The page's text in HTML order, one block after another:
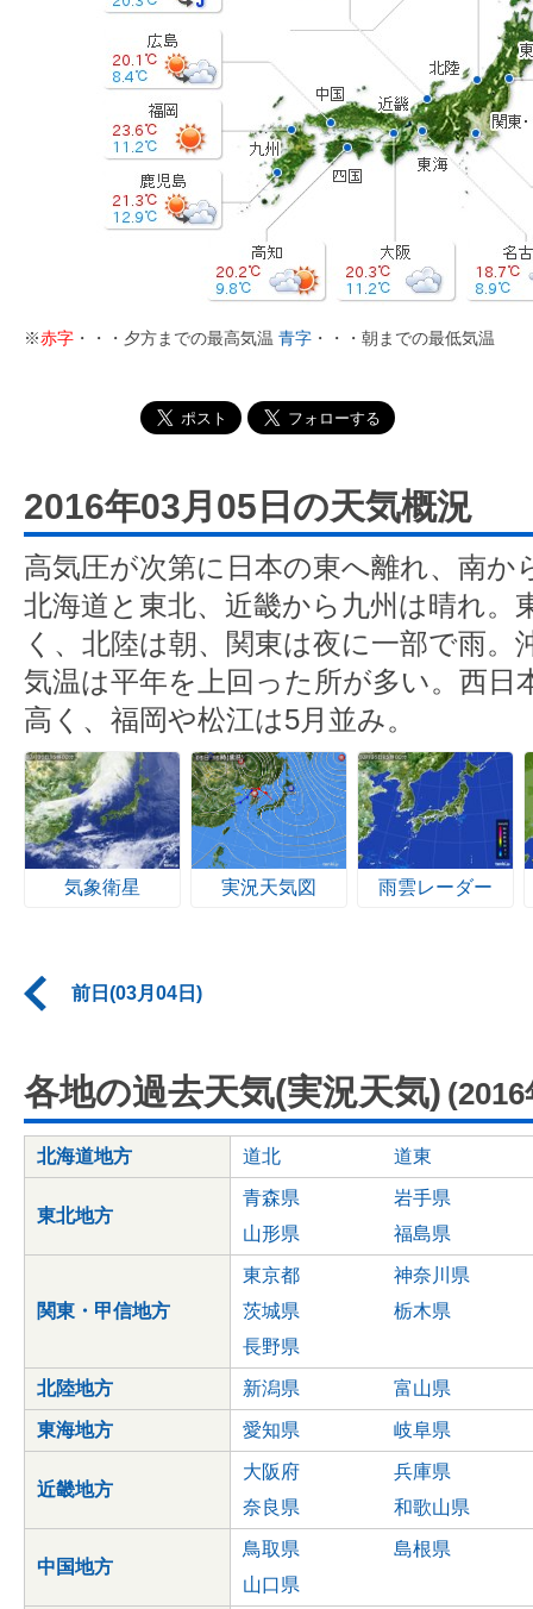
※赤字 ・・・夕方までの最高気温 青字 ・・・朝までの最低気温
2016年03月05日の天気概況
高気圧が次第に日本の東へ離れ、南か
北海道と東北、近畿から九州は晴れ。
く、北陸は朝、関東は夜に一部で雨。
気温は平年を上回った所が多い。西日
高く、福岡や松江は5月並み。
気象衛星 実況天気図 雨雲レーダー
前日(03月04日)
各地の過去天気(実況天気)
北海道地方 道北 道東
東北地方
青森県
岩手県
山形県
福島県
関東・甲信地方
東京都
神奈川県
茨城県
栃木県
長野県
北陸地方 新潟県 富山県
東海地方 愛知県 岐阜県
近畿地方
大阪府
兵庫県
奈良県
和歌山県
中国地方
鳥取県
島根県
山口県